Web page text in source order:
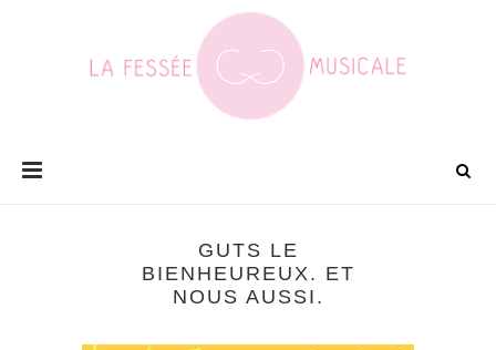
GUTS LE
BIENHEUREUX. ET
NOUS AUSSI.